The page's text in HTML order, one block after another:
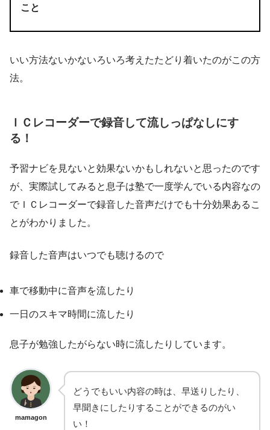
こと
いい方法ないかないろいろ考えたたどり着いたのがこの方
法。
ＩＣレコーダーで録音して流しっぱなしにす
る！
予習ナビを見ないと効果ないかもしれないと思ったのです
が、実際試してみると 息子は塾で一度学んでいる内容なの
で ＩＣレコーダーで録音した音声だけでも十分効果あるこ
とがわかりました。
録音した音声はいつでも聴けるので
車で移動中に音声を流したり
一日のスキマ時間に流したり
息子が勉強したがらない時に流したりしています。
mamagon
どうでもいい内容の時は、早送りしたり、
早聞きにしたりすることができるのがい
い！